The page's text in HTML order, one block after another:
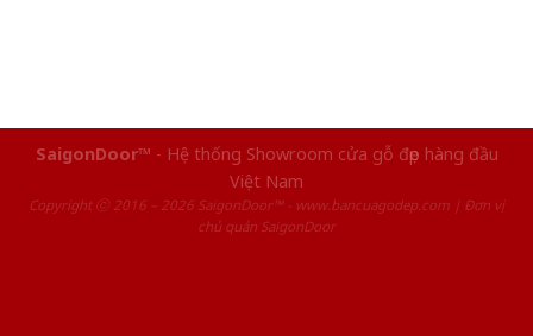
SaigonDoor™ - Hệ thống Showroom cửa gỗ đẹp hàng đầu
Việt Nam
Copyright ⓒ 2016 – 2026 SaigonDoor™ - www.bancuagodep.com | Đơn vị
chủ quản SaigonDoor